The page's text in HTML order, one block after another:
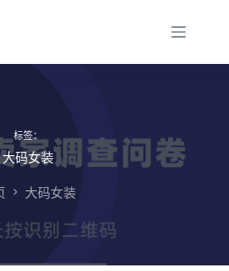
标签：
大码女装
大码女装